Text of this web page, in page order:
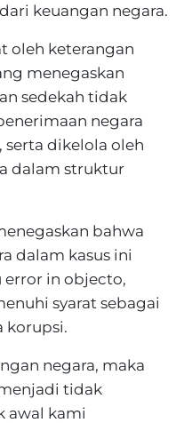
keuangan negara.
oleh keterangan
menegaskan
sedekah tidak
negara
serta dikelola oleh
dalam struktur
bahwa
dalam kasus ini
error in objecto,
syarat sebagai
korupsi.
negara, maka
tidak
awal kami